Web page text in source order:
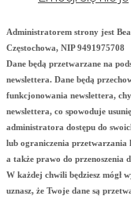
Administratorem strony jest
Częstochowa, NIP 9491975708
Dane będą przetwarzane na
newslettera. Dane będą
funkcjonowania newslettera,
newslettera, co spowoduje
administratora dostępu do
lub ograniczenia przetwarzania
a także prawo do przenoszenia
W każdej chwili będziesz mógł
uznasz, że Twoje dane są